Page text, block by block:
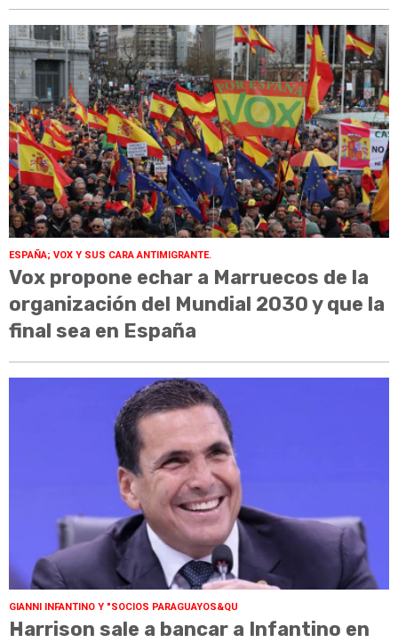
ESPAÑA; VOX Y SUS CARA ANTIMIGRANTE.
Vox propone echar a Marruecos de la
organización del Mundial 2030 y que la
final sea en España
GIANNI INFANTINO Y "SOCIOS PARAGUAYOS&QU
Harrison sale a bancar a Infantino en